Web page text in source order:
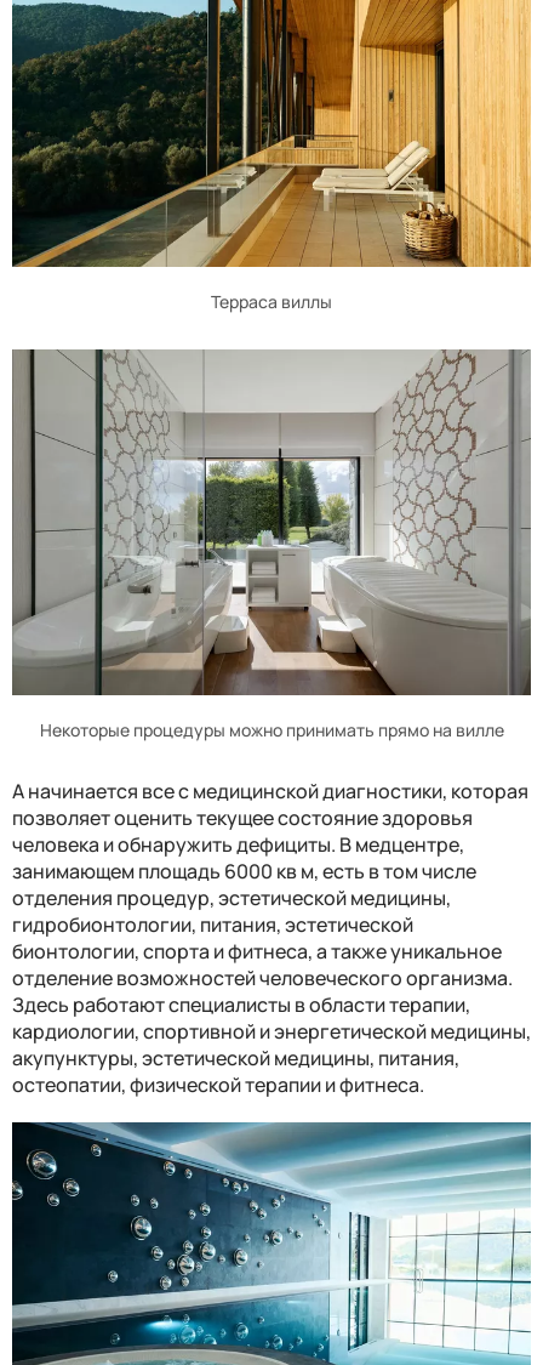
Терраса виллы
Некоторые процедуры можно принимать прямо на вилле
А начинается все с медицинской диагностики, которая
позволяет оценить текущее состояние здоровья
человека и обнаружить дефициты. В медцентре,
занимающем площадь 6000 кв м, есть в том числе
отделения процедур, эстетической медицины,
гидробионтологии, питания, эстетической
бионтологии, спорта и фитнеса, а также уникальное
отделение возможностей человеческого организма.
Здесь работают специалисты в области терапии,
кардиологии, спортивной и энергетической медицины,
акупунктуры, эстетической медицины, питания,
остеопатии, физической терапии и фитнеса.